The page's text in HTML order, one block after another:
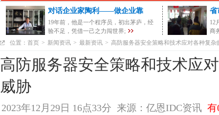
对话企业家陶利——做企业靠
19年前，他是一个程序员，初出茅庐，经
验不足，凭借一己之力闯世界;
省
12
商
位置： 首页 > 新闻资讯 > 最新资讯 > 高防服务器安全策略和技术应对各种复杂
高防服务器安全策略和技术应
威胁
2023年12月29日 16点33分 来源：亿恩IDC资讯 有